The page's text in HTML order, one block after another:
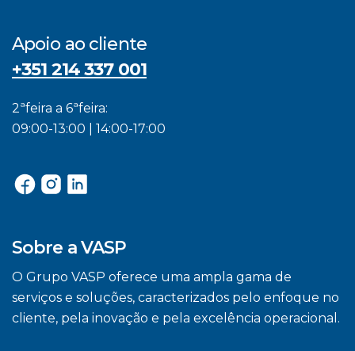
Apoio ao cliente
+351 214 337 001
2ªfeira a 6ªfeira:
09:00-13:00 | 14:00-17:00
Sobre a VASP
O Grupo VASP oferece uma ampla gama de
serviços e soluções, caracterizados pelo enfoque no
cliente, pela inovação e pela excelência operacional.